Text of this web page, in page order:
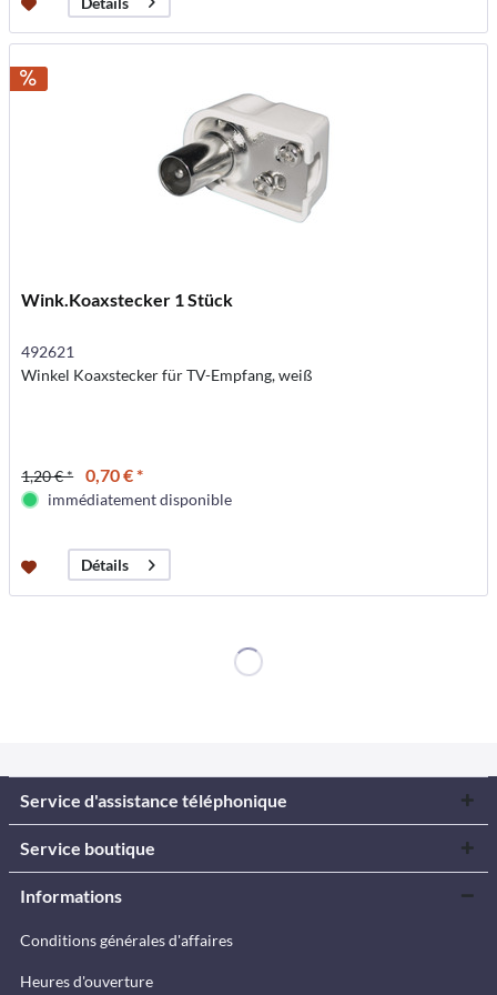
Wink.Koaxstecker 1 Stück
492621
Winkel Koaxstecker für TV-Empfang, weiß
1,20 € * 0,70 € *
immédiatement disponible
Détails
Service d'assistance téléphonique
Service boutique
Informations
Conditions générales d'affaires
Heures d'ouverture